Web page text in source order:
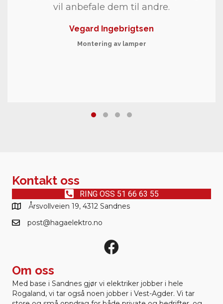
vil anbefale dem til andre.
Vegard Ingebrigtsen
Montering av lamper
Kontakt oss
RING OSS 51 66 63 55
Årsvollveien 19, 4312 Sandnes
post@hagaelektro.no
Om oss
Med base i Sandnes gjør vi elektriker jobber i hele
Rogaland, vi tar også noen jobber i Vest-Agder. Vi tar